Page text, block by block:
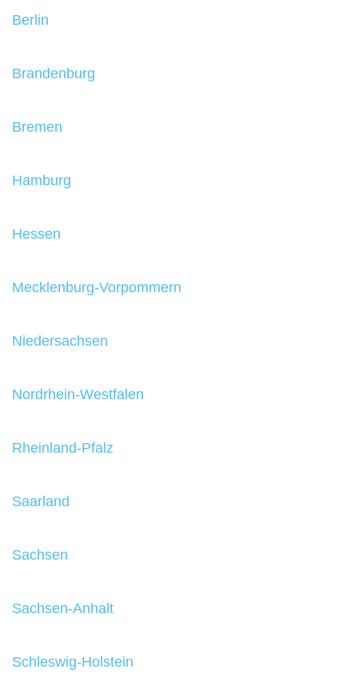
Berlin
Brandenburg
Bremen
Hamburg
Hessen
Mecklenburg-Vorpommern
Niedersachsen
Nordrhein-Westfalen
Rheinland-Pfalz
Saarland
Sachsen
Sachsen-Anhalt
Schleswig-Holstein